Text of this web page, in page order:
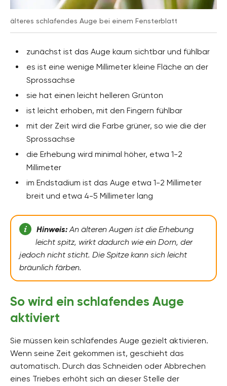
älteres schlafendes Auge bei einem Fensterblatt
zunächst ist das Auge kaum sichtbar und fühlbar
es ist eine wenige Millimeter kleine Fläche an der
Sprossachse
sie hat einen leicht helleren Grünton
ist leicht erhoben, mit den Fingern fühlbar
mit der Zeit wird die Farbe grüner, so wie die der
Sprossachse
die Erhebung wird minimal höher, etwa 1-2
Millimeter
im Endstadium ist das Auge etwa 1-2 Millimeter
breit und etwa 4-5 Millimeter lang
Hinweis:An älteren Augen ist die Erhebung
leicht spitz, wirkt dadurch wie ein Dorn, der
jedoch nicht sticht. Die Spitze kann sich leicht
bräunlich färben.
So wird ein schlafendes Auge
aktiviert
Sie müssen kein schlafendes Auge gezielt aktivieren.
Wenn seine Zeit gekommen ist, geschieht das
automatisch. Durch das Schneiden oder Abbrechen
eines Triebes erhöht sich an dieser Stelle der